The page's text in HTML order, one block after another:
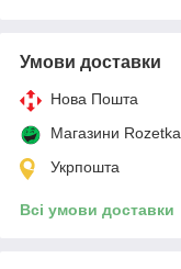
Умови доставки
Нова Пошта
Магазини Rozetka
Укрпошта
Всі умови доставки